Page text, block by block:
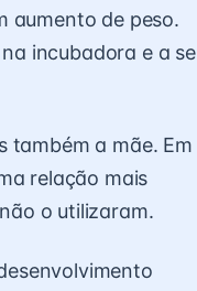
aumento de peso.
incubadora e a se
também a mãe. Em
relação mais
o utilizaram.